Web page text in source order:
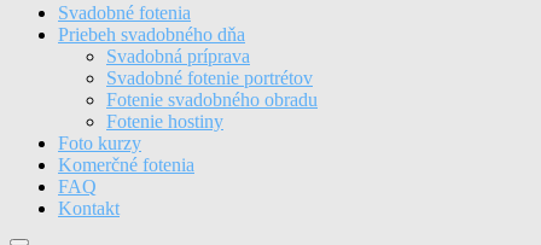
Svadobné fotenia
Priebeh svadobného dňa
Svadobná príprava
Svadobné fotenie portrétov
Fotenie svadobného obradu
Fotenie hostiny
Foto kurzy
Komerčné fotenia
FAQ
Kontakt